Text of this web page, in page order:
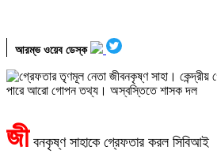
আরম্ভ ওয়েব ডেস্ক
জী বনকৃষ্ণ সাহাকে গ্রেফতার করল সিবিআই ।